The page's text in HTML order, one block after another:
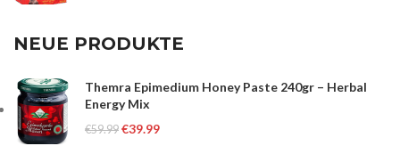
NEUE PRODUKTE
Themra Epimedium Honey Paste 240gr – Herbal
Energy Mix
€59.99 €39.99